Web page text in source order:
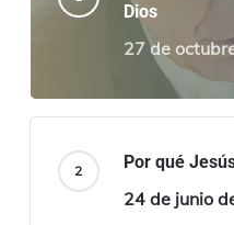
Dios
27 de
Por qué
24 de junio